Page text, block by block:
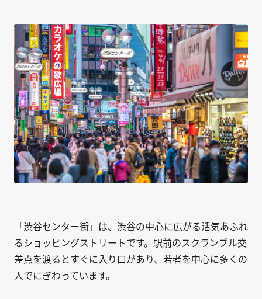
「渋谷センター街」は、渋谷の中心に広がる活気あふれ
るショッピングストリートです。駅前のスクランブル交
差点を渡るとすぐに入り口があり、若者を中心に多くの
人でにぎわっています。